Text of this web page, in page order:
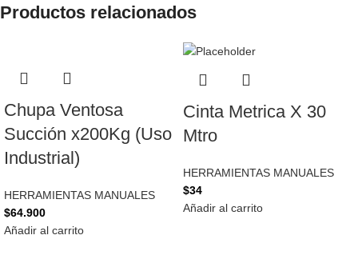
Productos relacionados
Chupa Ventosa
Succión x200Kg (Uso
Industrial)
HERRAMIENTAS MANUALES
$64.900
Añadir al carrito
Cinta Metrica X 30
Mtro
HERRAMIENTAS MANUALES
$34
Añadir al carrito